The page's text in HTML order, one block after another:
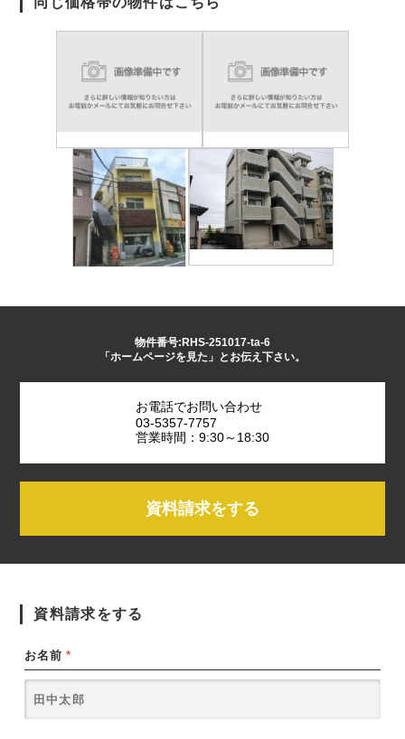
物件番号:RHS-251017-ta-6
「ホームページを見た」とお伝え下さい。
お電話でお問い合わせ
03-5357-7757
営業時間：9:30～18:30
資料請求をする
資料請求をする
お名前 *